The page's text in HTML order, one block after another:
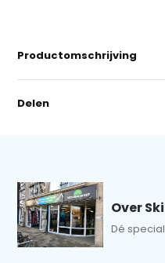
Productomschrijving
Delen
Over
Dé